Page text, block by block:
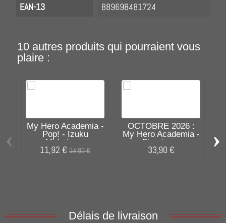
EAN-13 889698481724
10 autres produits qui pourraient vous
plaire :
My Hero Academia -
Pop! - Izuku
Midoriya...
11,92 € 14,90 €
OCTOBRE 2026 :
My Hero Academia -
Figurine...
33,90 €
‹ ›
Délais de livraison